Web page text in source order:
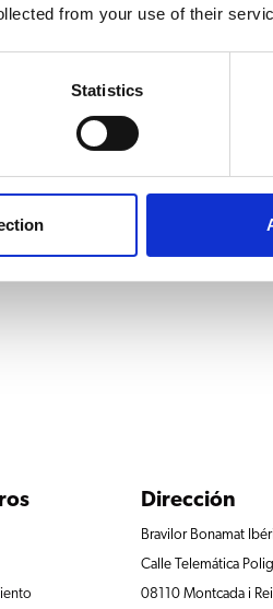
from your use of their
Statistics
SELECCIÓN DE BEBIDAS
Dirección
Bravilor Bonamat
Calle Telemática
08110 Montcada i